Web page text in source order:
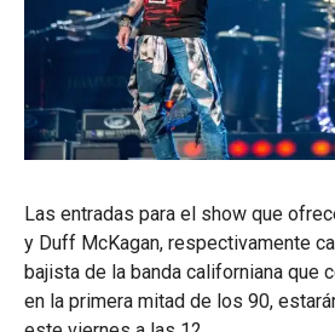
Las entradas para el show que
y Duff McKagan, respectivamente
bajista de la banda californiana que
en la primera mitad de los 90,